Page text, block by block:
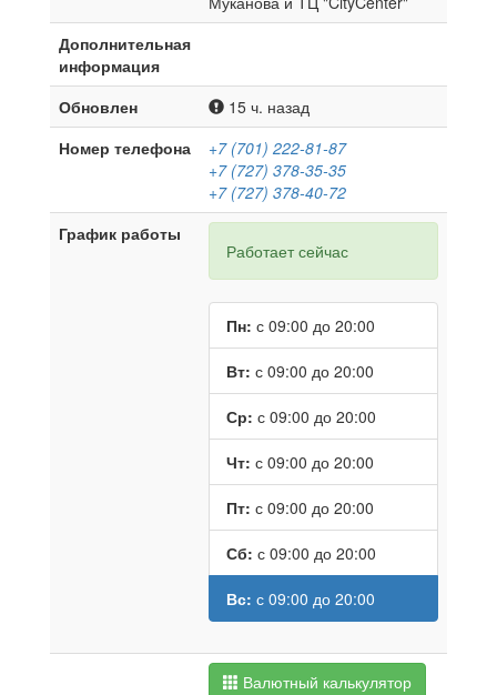
Дополнительная
информация
Обновлен
15 ч. назад
Номер телефона
+7 (701) 222-81-87
+7 (727) 378-35-35
+7 (727) 378-40-72
График работы
Работает сейчас
Пн: с 09:00 до 20:00
Вт: с 09:00 до 20:00
Ср: с 09:00 до 20:00
Чт: с 09:00 до 20:00
Пт: с 09:00 до 20:00
Сб: с 09:00 до 20:00
Вс: с 09:00 до 20:00
Валютный калькулятор